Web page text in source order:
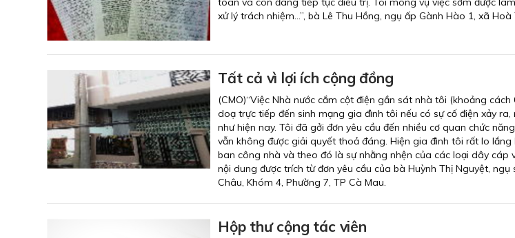
xử lý trách nhiệm…”, bà Lê Thu Hồng, ngụ ấp Gành Hào 1, xã Hoà
Tất cả vì lợi ích cộng đồng
(CMO)“Việc Nhà nước cắm cột điện gần sát nhà tôi (khoảng
doạ trực tiếp đến sinh mạng gia đình tôi nếu có sự cố điện xảy
như hiện nay. Tôi đã gởi đơn yêu cầu đến nhiều cơ quan chức
vẫn không được giải quyết thoả đáng. Hiện gia đình tôi rất lo
ban công nhà và theo đó là sự nhằng nhện của các loại dây cáp
nội dung được trích từ đơn yêu cầu của bà Huỳnh Thị Nguyệt, ngụ
Châu, Khóm 4, Phường 7, TP Cà Mau.
Hộp thư cộng tác viên